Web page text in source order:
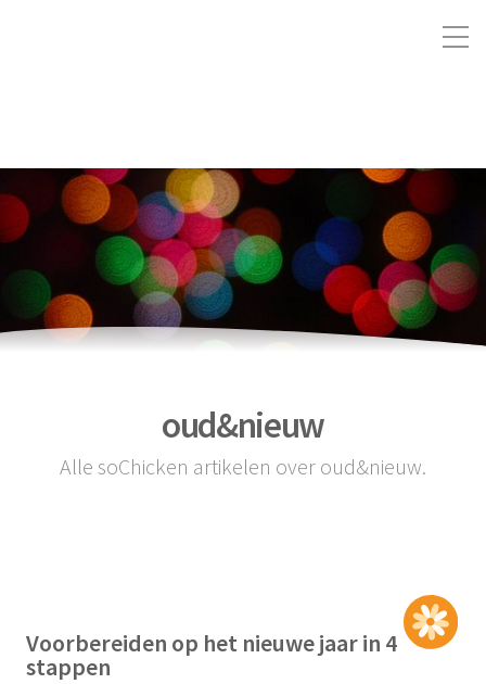
oud&nieuw
Alle soChicken artikelen over oud&nieuw.
Voorbereiden op het nieuwe jaar in 4
stappen